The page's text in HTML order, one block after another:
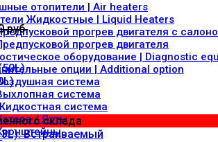
отопители | Air heaters
Жидкостные | Liquid Heaters
прогрев двигателя с
прогрев двигателя
оборудование | Diagnostic
опции | Additional option
система
система
система
/ Яхты
руб.
склада